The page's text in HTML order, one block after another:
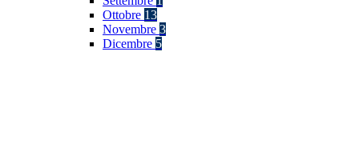
Ottobre 13
Novembre 3
Dicembre 5